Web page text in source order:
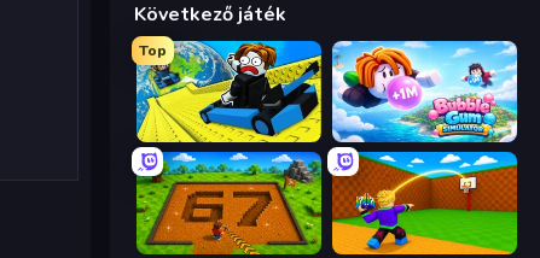
Következő játék
Top
Cart Ride Danger Mount Bubble Gum Simulator
Obby: Dig Brainrots Throw a Lucky Block